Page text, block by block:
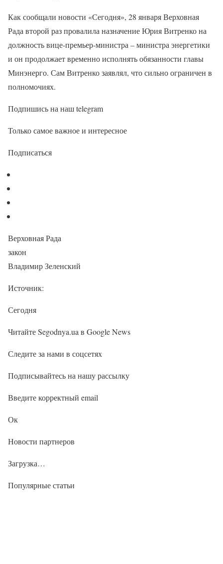
Как сообщали новости «Сегодня», 28 января Верховная
Рада второй раз провалила назначение Юрия Витренко на
должность вице-премьер-министра – министра энергетики
и он продолжает временно исполнять обязанности главы
Минэнерго. Сам Витренко заявлял, что сильно ограничен в
полномочиях.
Подпишись на наш telegram
Только самое важное и интересное
Подписаться
Верховная Рада
закон
Владимир Зеленский
Источник:
Сегодня
Читайте Segodnya.ua в Google News
Следите за нами в соцсетях
Подписывайтесь на нашу рассылку
Введите корректный email
Ок
Новости партнеров
Загрузка…
Популярные статьи